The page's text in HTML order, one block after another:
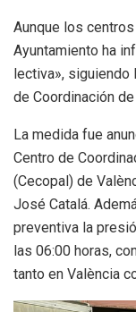
Aunque los
Ayuntamiento ha
lectiva»,
de Coordinación
La medida fue
Centro de
(Cecopal) de
José Catalá.
preventiva la
las 06:00 horas,
tanto en València